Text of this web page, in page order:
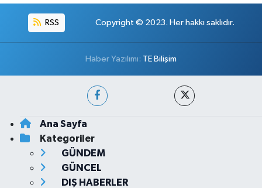
RSS Copyright © 2023. Her hakkı saklıdır.
Haber Yazılımı: TE Bilişim
Ana Sayfa
Kategoriler
GÜNDEM
GÜNCEL
DIŞ HABERLER